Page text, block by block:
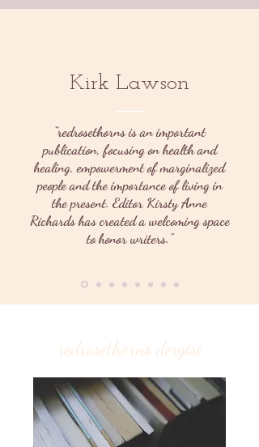
Kirk Lawson
“redrosethorns is an important
publication, focusing on health and
healing, empowerment of marginalized
people and the importance of living in
the present. Editor Kirsty Anne
Richards has created a welcoming space
to honor writers."
redrosethorns dergisi